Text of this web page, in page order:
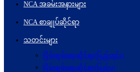
NCA အခမ်းအနားများ
NCA စာချုပ်ဆိုင်ရာ
သတင်းများ
ငြိမ်းချမ်းရေးဆိုင်ရာ(ပြည်တွင်း)
ငြိမ်းချမ်းရေးဆိုင်ရာ(ပြည်ပ)